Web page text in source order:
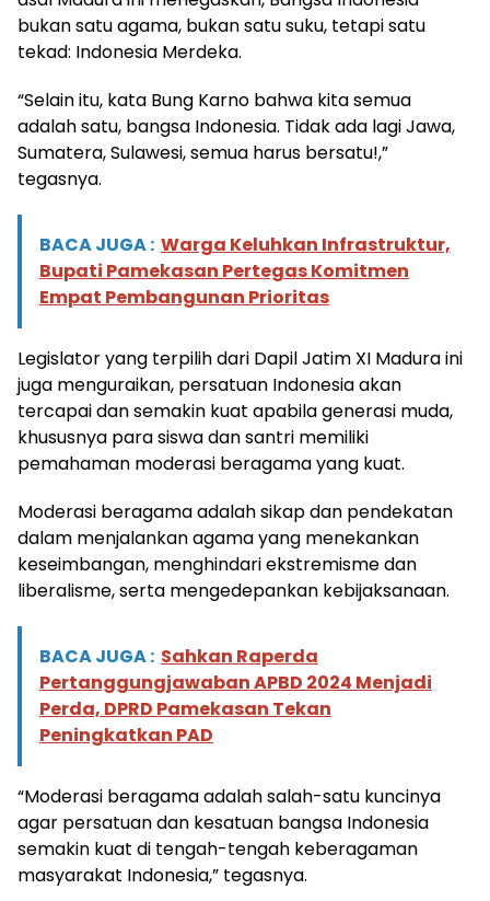
bukan satu agama, bukan satu suku, tetapi satu
tekad: Indonesia Merdeka.
“Selain itu, kata Bung Karno bahwa kita semua
adalah satu, bangsa Indonesia. Tidak ada lagi Jawa,
Sumatera, Sulawesi, semua harus bersatu!,”
tegasnya.
BACA JUGA : Warga Keluhkan Infrastruktur,
Bupati Pamekasan Pertegas Komitmen
Empat Pembangunan Prioritas
Legislator yang terpilih dari Dapil Jatim XI Madura ini
juga menguraikan, persatuan Indonesia akan
tercapai dan semakin kuat apabila generasi muda,
khususnya para siswa dan santri memiliki
pemahaman moderasi beragama yang kuat.
Moderasi beragama adalah sikap dan pendekatan
dalam menjalankan agama yang menekankan
keseimbangan, menghindari ekstremisme dan
liberalisme, serta mengedepankan kebijaksanaan.
BACA JUGA : Sahkan Raperda
Pertanggungjawaban APBD 2024 Menjadi
Perda, DPRD Pamekasan Tekan
Peningkatkan PAD
“Moderasi beragama adalah salah-satu kuncinya
agar persatuan dan kesatuan bangsa Indonesia
semakin kuat di tengah-tengah keberagaman
masyarakat Indonesia,” tegasnya.